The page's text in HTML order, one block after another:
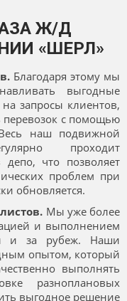
Ж/Д
«ШЕРЛ»
Благодаря этому мы
выгодные
запросы клиентов,
перевозок с помощью
наш подвижной
проходит
что позволяет
проблем при
обновляется.
Мы уже более
и выполнением
и за рубеж. Наши
опытом, который
выполнять
разноплановых
выгодное решение